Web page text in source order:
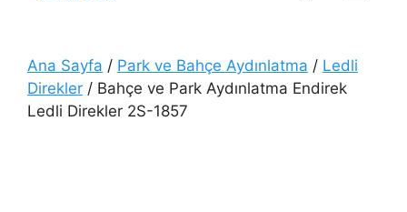
Ana Sayfa / Park ve Bahçe Aydınlatma / Ledli
Direkler / Bahçe ve Park Aydınlatma Endirek
Ledli Direkler 2S-1857